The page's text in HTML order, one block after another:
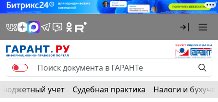
Бюджетный учет Судебная практика Налоги и